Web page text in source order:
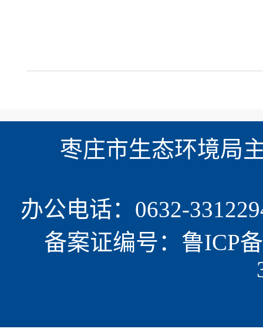
枣庄市生态环境局
办公电话：0632-
备案证编号：鲁ICP